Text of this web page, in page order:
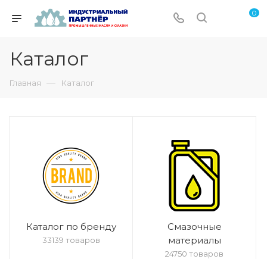
0
Каталог
Главная — Каталог
Каталог по бренду
33139 товаров
Смазочные
материалы
24750 товаров